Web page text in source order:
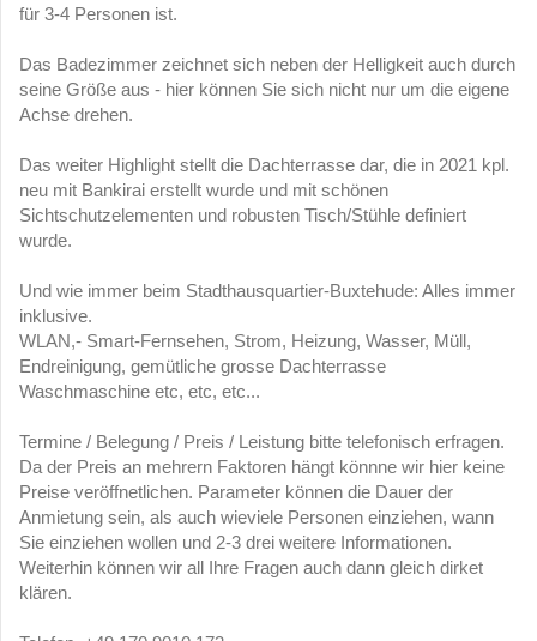
für 3-4 Personen ist.
Das Badezimmer zeichnet sich neben der Helligkeit auch durch
seine Größe aus - hier können Sie sich nicht nur um die eigene
Achse drehen.
Das weiter Highlight stellt die Dachterrasse dar, die in 2021 kpl.
neu mit Bankirai erstellt wurde und mit schönen
Sichtschutzelementen und robusten Tisch/Stühle definiert
wurde.
Und wie immer beim Stadthausquartier-Buxtehude: Alles immer
inklusive.
WLAN,- Smart-Fernsehen, Strom, Heizung, Wasser, Müll,
Endreinigung, gemütliche grosse Dachterrasse
Waschmaschine etc, etc, etc...
Termine / Belegung / Preis / Leistung bitte telefonisch erfragen.
Da der Preis an mehrern Faktoren hängt könnne wir hier keine
Preise veröffnetlichen. Parameter können die Dauer der
Anmietung sein, als auch wieviele Personen einziehen, wann
Sie einziehen wollen und 2-3 drei weitere Informationen.
Weiterhin können wir all Ihre Fragen auch dann gleich dirket
klären.